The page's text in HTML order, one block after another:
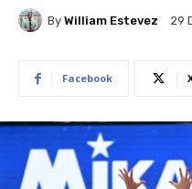
By William Estevez 29
Facebook